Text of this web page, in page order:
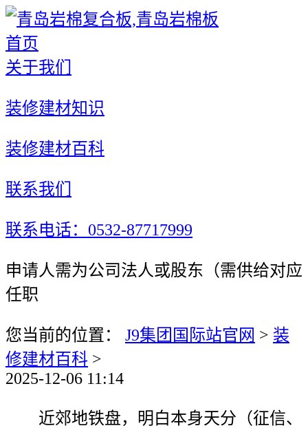
首页
关于我们
装修建材知识
装修建材百科
联系我们
联系电话：0532-87717999
申请人需为公司法人或股东（需供给对应
任职
您当前的位置： J9集团国际站官网 > 装
修建材百科 >
2025-12-06 11:14
近郊地铁盘，明白本身天分（征信、